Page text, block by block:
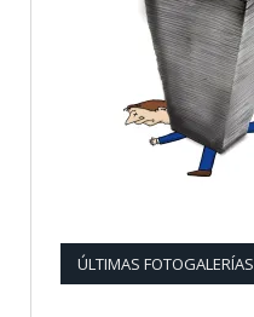
ÚLTIMAS FOTOGALERÍAS